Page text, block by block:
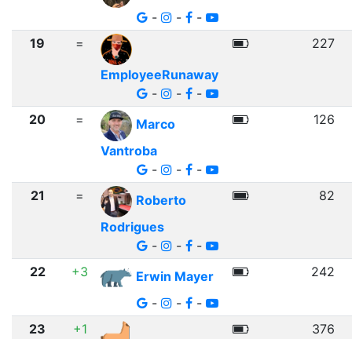
-
- -
19
=
EmployeeRunaway
-
- -
227
20 =
Marco
Vantroba
-
- -
126
21 =
Roberto
Rodrigues
-
- -
82
22 +3
Erwin Mayer
-
- -
242
23
+1
376